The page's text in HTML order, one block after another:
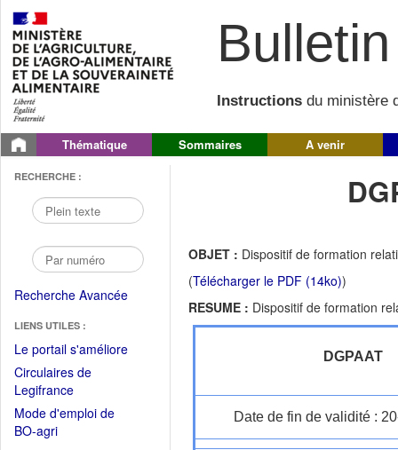
Instructions du ministère
Thématique Sommaires A venir
RECHERCHE :
Recherche Avancée
LIENS UTILES :
Le portail s'améliore(Fichier
Circulaires de
Legifrance(Ouvrir
dans
une
Mode d'emploi de
BO-agri(Ouvrir
OBJET : Dispositif de formation
(Télécharger le PDF (14ko))
RESUME : Dispositif de formation
DGPAAT
Date de fin de validité :